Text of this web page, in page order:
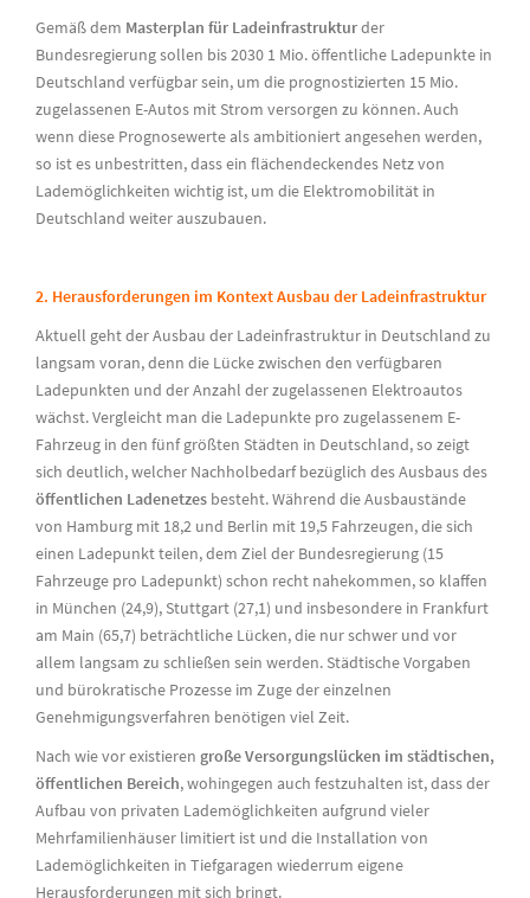
Gemäß dem Masterplan für Ladeinfrastrukturder
Bundesregierung sollen bis 2030 1 Mio. öffentliche Ladepunkte in
Deutschland verfügbar sein, um die prognostizierten 15 Mio.
zugelassenen E-Autos mit Strom versorgen zu können. Auch
wenn diese Prognosewerte als ambitioniert angesehen werden,
so ist es unbestritten, dass ein flächendeckendes Netz von
Lademöglichkeiten wichtig ist, um die Elektromobilität in
Deutschland weiter auszubauen.
2. Herausforderungen im Kontext Ausbau der Ladeinfrastruktur
Aktuell geht der Ausbau der Ladeinfrastruktur in Deutschland zu
langsam voran, denn die Lücke zwischen den verfügbaren
Ladepunkten und der Anzahl der zugelassenen Elektroautos
wächst. Vergleicht man die Ladepunkte pro zugelassenem E-
Fahrzeug in den fünf größten Städten in Deutschland, so zeigt
sich deutlich, welcher Nachholbedarf bezüglich des Ausbaus des
öffentlichen Ladenetzes besteht. Während die Ausbaustände
von Hamburg mit 18,2 und Berlin mit 19,5 Fahrzeugen, die sich
einen Ladepunkt teilen, dem Ziel der Bundesregierung (15
Fahrzeuge pro Ladepunkt) schon recht nahekommen, so klaffen
in München (24,9), Stuttgart (27,1) und insbesondere in Frankfurt
am Main (65,7) beträchtliche Lücken, die nur schwer und vor
allem langsam zu schließen sein werden. Städtische Vorgaben
und bürokratische Prozesse im Zuge der einzelnen
Genehmigungsverfahren benötigen viel Zeit.
Nach wie vor existieren große Versorgungslücken im städtischen,
öffentlichen Bereich, wohingegen auch festzuhalten ist, dass der
Aufbau von privaten Lademöglichkeiten aufgrund vieler
Mehrfamilienhäuser limitiert ist und die Installation von
Lademöglichkeiten in Tiefgaragen wiederrum eigene
Herausforderungen mit sich bringt.